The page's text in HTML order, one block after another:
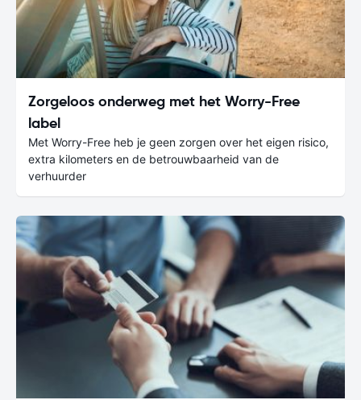
Zorgeloos onderweg met het Worry-Free
label
Met Worry-Free heb je geen zorgen over het eigen risico,
extra kilometers en de betrouwbaarheid van de
verhuurder